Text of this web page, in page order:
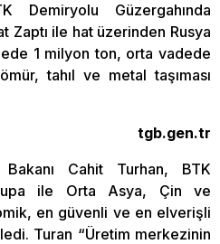
Demiryolu Güzergahında
Zaptı ile hat üzerinden Rusya
1 milyon ton, orta vadede
tahıl ve metal taşıması
tgb.gen.tr
Cahit Turhan, BTK
ile Orta Asya, Çin ve
en güvenli ve en elverişli
Turan “Üretim merkezinin